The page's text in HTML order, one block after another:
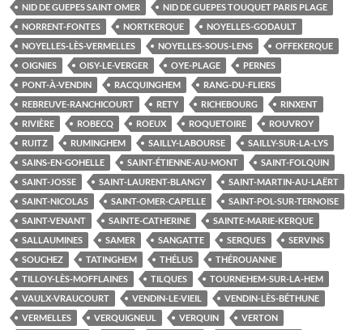
NID DE GUEPES SAINT OMER
NID DE GUEPES TOUQUET PARIS PLAGE
NORRENT-FONTES
NORTKERQUE
NOYELLES-GODAULT
NOYELLES-LÈS-VERMELLES
NOYELLES-SOUS-LENS
OFFEKERQUE
OIGNIES
OISY-LE-VERGER OYE-PLAGE
PERNES
PONT-À-VENDIN
RACQUINGHEM
RANG-DU-FLIERS
REBREUVE-RANCHICOURT
RETY RICHEBOURG
RINXENT
RIVIÈRE
ROBECQ ROEUX ROQUETOIRE
ROUVROY
RUITZ
RUMINGHEM SAILLY-LABOURSE
SAILLY-SUR-LA-LYS
SAINS-EN-GOHELLE
SAINT-ÉTIENNE-AU-MONT
SAINT-FOLQUIN
SAINT-JOSSE
SAINT-LAURENT-BLANGY
SAINT-MARTIN-AU-LAËRT
SAINT-NICOLAS
SAINT-OMER-CAPELLE
SAINT-POL-SUR-TERNOISE
SAINT-VENANT
SAINTE-CATHERINE
SAINTE-MARIE-KERQUE
SALLAUMINES
SAMER SANGATTE SERQUES
SERVINS
SOUCHEZ
TATINGHEM THÉLUS
THÉROUANNE
TILLOY-LÈS-MOFFLAINES
TILQUES
TOURNEHEM-SUR-LA-HEM
VAULX-VRAUCOURT
VENDIN-LE-VIEIL
VENDIN-LÈS-BÉTHUNE
VERMELLES
VERQUIGNEUL VERQUIN
VERTON